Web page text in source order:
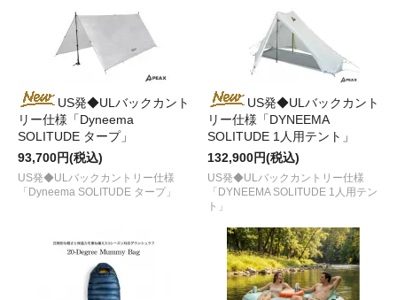
US発◆ULバックカント
リー仕様「Dyneema
SOLITUDE タープ」
93,700円(税込)
US発◆ULバックカントリー仕様
「Dyneema SOLITUDE タープ」
US発◆ULバックカント
リー仕様「DYNEEMA
SOLITUDE 1人用テント」
132,900円(税込)
US発◆ULバックカントリー仕様
「DYNEEMA SOLITUDE 1人用テン
ト」